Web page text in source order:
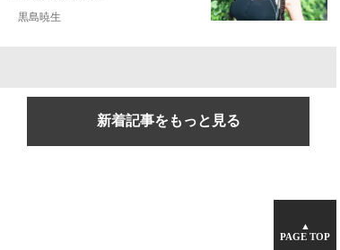
黒島暁生
新着記事をもっと見る
▲
PAGE TOP